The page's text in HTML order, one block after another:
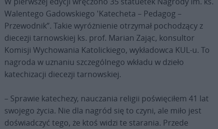
Walentego Gadowskiego 'Katecheta – Pedagog –
Przewodnik”. Takie wyróżnienie otrzymał pochodzący z
diecezji tarnowskiej ks. prof. Marian Zając, konsultor
Komisji Wychowania Katolickiego, wykładowca KUL-u. To
nagroda w uznaniu szczególnego wkładu w dzieło
katechizacji diecezji tarnowskiej.
– Sprawie katechezy, nauczania religii poświęciłem 41 lat
swojego życia. Nie dla nagród się to czyni, ale miło jest
doświadczyć tego, że ktoś widzi te starania. Przede